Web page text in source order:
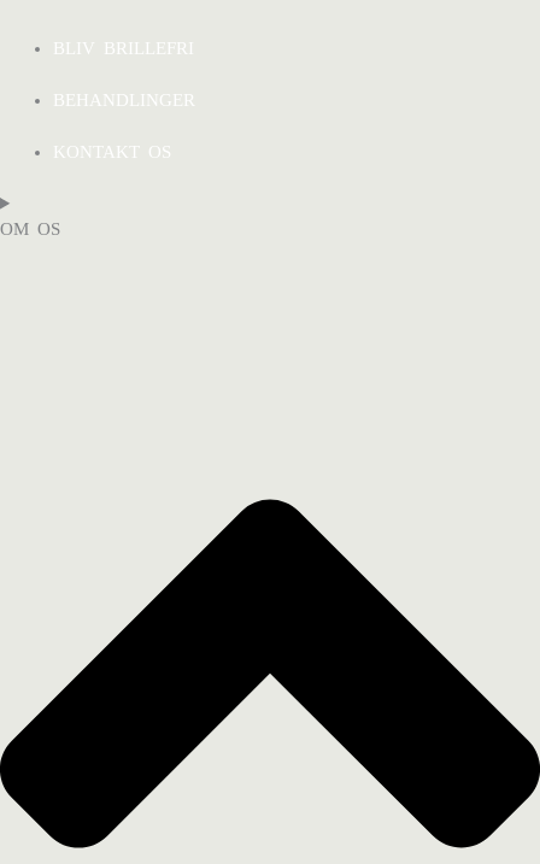
BLIV BRILLEFRI
BEHANDLINGER
KONTAKT OS
OM OS